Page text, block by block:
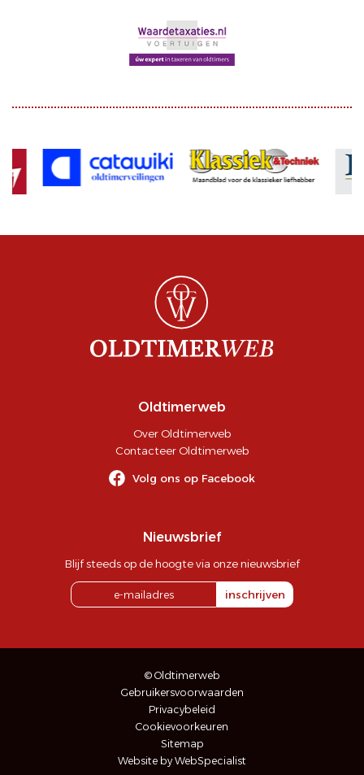
Oldtimerweb
Over Oldtimerweb
Contacteer Oldtimerweb
Volg ons op Facebook
Nieuwsbrief
Blijf steeds op de hoogte via onze nieuwsbrief
inschrijven
© Oldtimerweb
Gebruikersvoorwaarden
Privacybeleid
Cookievoorkeuren
Sitemap
Website by WebSpecialist